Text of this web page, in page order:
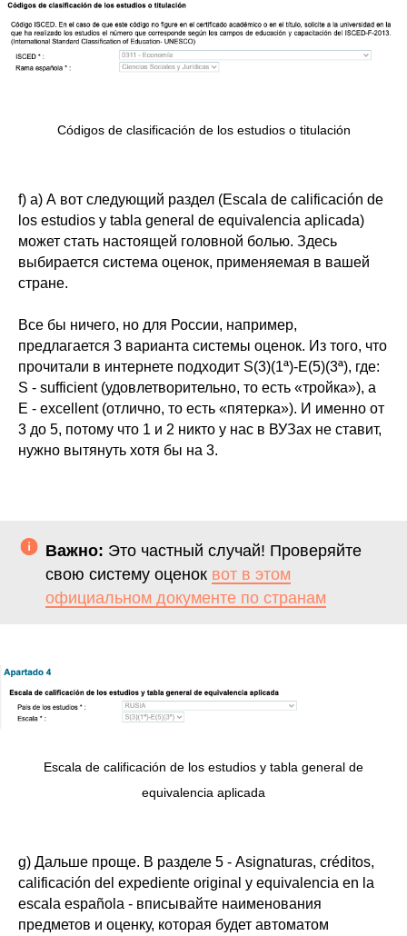
Códigos de clasificación de los estudios o titulación
f) a) А вот следующий раздел (Escala de calificación de
los estudios y tabla general de equivalencia aplicada)
может стать настоящей головной болью. Здесь
выбирается система оценок, применяемая в вашей
стране.
Все бы ничего, но для России, например,
предлагается 3 варианта системы оценок. Из того, что
прочитали в интернете подходит S(3)(1ª)-E(5)(3ª), где:
S - sufficient (удовлетворительно, то есть «тройка»), а
E - excellent (отлично, то есть «пятерка»). И именно от
3 до 5, потому что 1 и 2 никто у нас в ВУЗах не ставит,
нужно вытянуть хотя бы на 3.
Важно: Это частный случай! Проверяйте
свою систему оценок вот в этом
официальном документе по странам
Escala de calificación de los estudios y tabla general de
equivalencia aplicada
g) Дальше проще. В разделе 5 - Asignaturas, créditos,
calificación del expediente original y equivalencia en la
escala española - вписывайте наименования
предметов и оценку, которая будет автоматом